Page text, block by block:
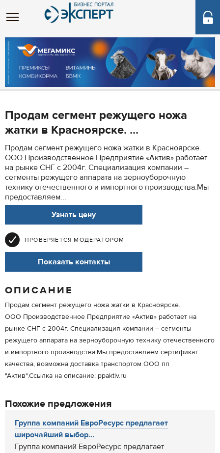
Продам сегмент режущего ножа
жатки в Красноярске. ...
Продам сегмент режущего ножа жатки в Красноярске.
ООО Производственное Предприятие «Актив» работает
на рынке СНГ с 2004г. Специализация компании –
сегменты режущего аппарата на зерноуборочную
технику отечественного и импортного производства.Мы
предоставляем...
Узнать цену
ПРОВЕРЯЕТСЯ МОДЕРАТОРОМ
Показать контакты
ОПИСАНИЕ
Продам сегмент режущего ножа жатки в Красноярске.
ООО Производственное Предприятие «Актив» работает на
рынке СНГ с 2004г. Специализация компании – сегменты
режущего аппарата на зерноуборочную технику отечественного
и импортного производства.Мы предоставляем сертификат
качества, возможна доставка транспортом ООО пп
"Актив".Ссылка на описание: ppaktiv.ru
Похожие предложения
Группа компаний ЕвроРесурс предлагает
широчайший выбор...
Группа компаний ЕвроРесурс предлагает